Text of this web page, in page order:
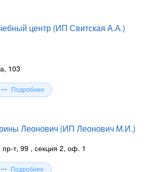
центр (ИП Свитская А.А.)
103
Подробнее
Леонович (ИП Леонович М.И.)
пр-т, 99 , секция 2, оф. 1
Подробнее